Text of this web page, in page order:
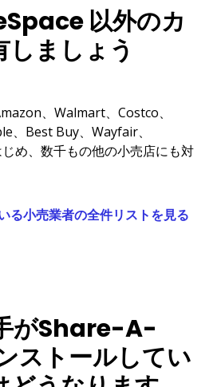
以外のカ
しましょう
、Walmart、Costco、
、Best Buy、Wayfair、
め、数千もの他の小売店にも対
る小売業者の全件リストを見る
がShare-A-
ストールしてい